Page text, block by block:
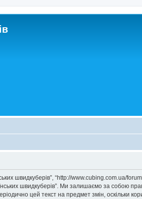
швидкуберів”, “http://www.cubing.com.ua/
швидкуберів”. Ми залишаємо за собою
цей текст на предмет змін, оскільки